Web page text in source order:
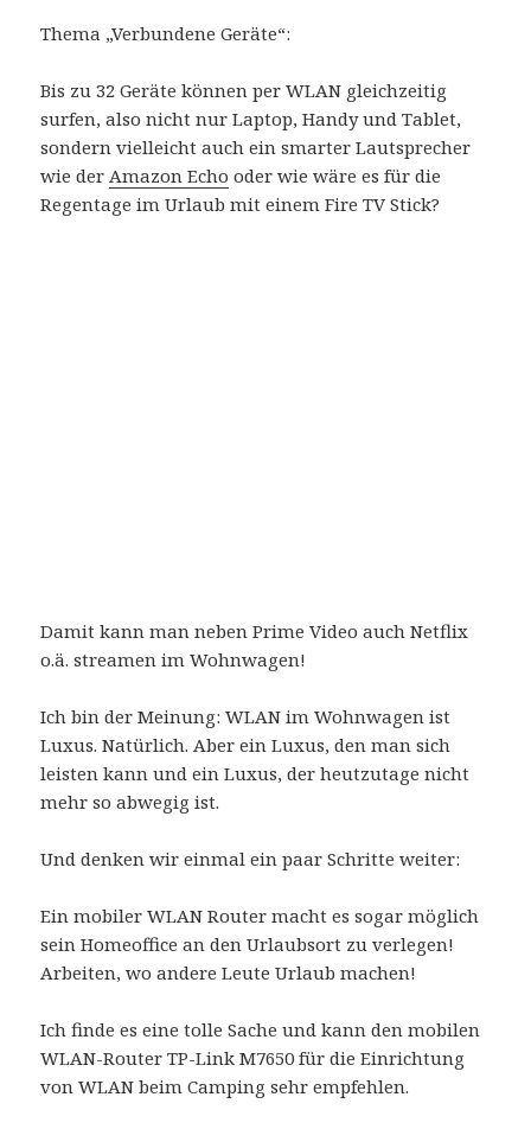
Thema „Verbundene Geräte“:
Bis zu 32 Geräte können per WLAN gleichzeitig
surfen, also nicht nur Laptop, Handy und Tablet,
sondern vielleicht auch ein smarter Lautsprecher
wie der Amazon Echo oder wie wäre es für die
Regentage im Urlaub mit einem Fire TV Stick?
Damit kann man neben Prime Video auch Netflix
o.ä. streamen im Wohnwagen!
Ich bin der Meinung: WLAN im Wohnwagen ist
Luxus. Natürlich. Aber ein Luxus, den man sich
leisten kann und ein Luxus, der heutzutage nicht
mehr so abwegig ist.
Und denken wir einmal ein paar Schritte weiter:
Ein mobiler WLAN Router macht es sogar möglich
sein Homeoffice an den Urlaubsort zu verlegen!
Arbeiten, wo andere Leute Urlaub machen!
Ich finde es eine tolle Sache und kann den mobilen
WLAN-Router TP-Link M7650 für die Einrichtung
von WLAN beim Camping sehr empfehlen.